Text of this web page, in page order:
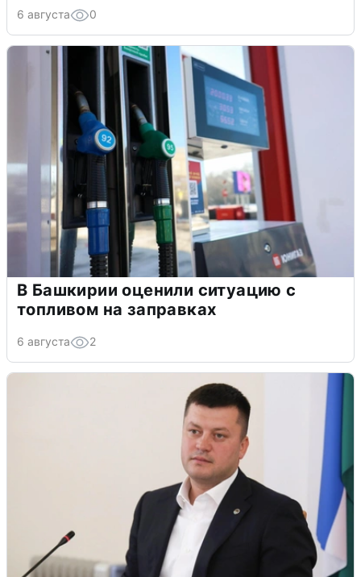
6 августа 0
В Башкирии оценили ситуацию с
топливом на заправках
6 августа 2